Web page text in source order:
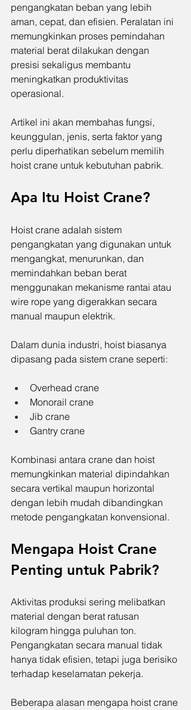
pengangkatan beban yang lebih
aman, cepat, dan efisien. Peralatan ini
memungkinkan proses pemindahan
material berat dilakukan dengan
presisi sekaligus membantu
meningkatkan produktivitas
operasional.
Artikel ini akan membahas fungsi,
keunggulan, jenis, serta faktor yang
perlu diperhatikan sebelum memilih
hoist crane untuk kebutuhan pabrik.
Apa Itu Hoist Crane?
Hoist crane adalah sistem
pengangkatan yang digunakan untuk
mengangkat, menurunkan, dan
memindahkan beban berat
menggunakan mekanisme rantai atau
wire rope yang digerakkan secara
manual maupun elektrik.
Dalam dunia industri, hoist biasanya
dipasang pada sistem crane seperti:
Overhead crane
Monorail crane
Jib crane
Gantry crane
Kombinasi antara crane dan hoist
memungkinkan material dipindahkan
secara vertikal maupun horizontal
dengan lebih mudah dibandingkan
metode pengangkatan konvensional.
Mengapa Hoist Crane
Penting untuk Pabrik?
Aktivitas produksi sering melibatkan
material dengan berat ratusan
kilogram hingga puluhan ton.
Pengangkatan secara manual tidak
hanya tidak efisien, tetapi juga berisiko
terhadap keselamatan pekerja.
Beberapa alasan mengapa hoist crane